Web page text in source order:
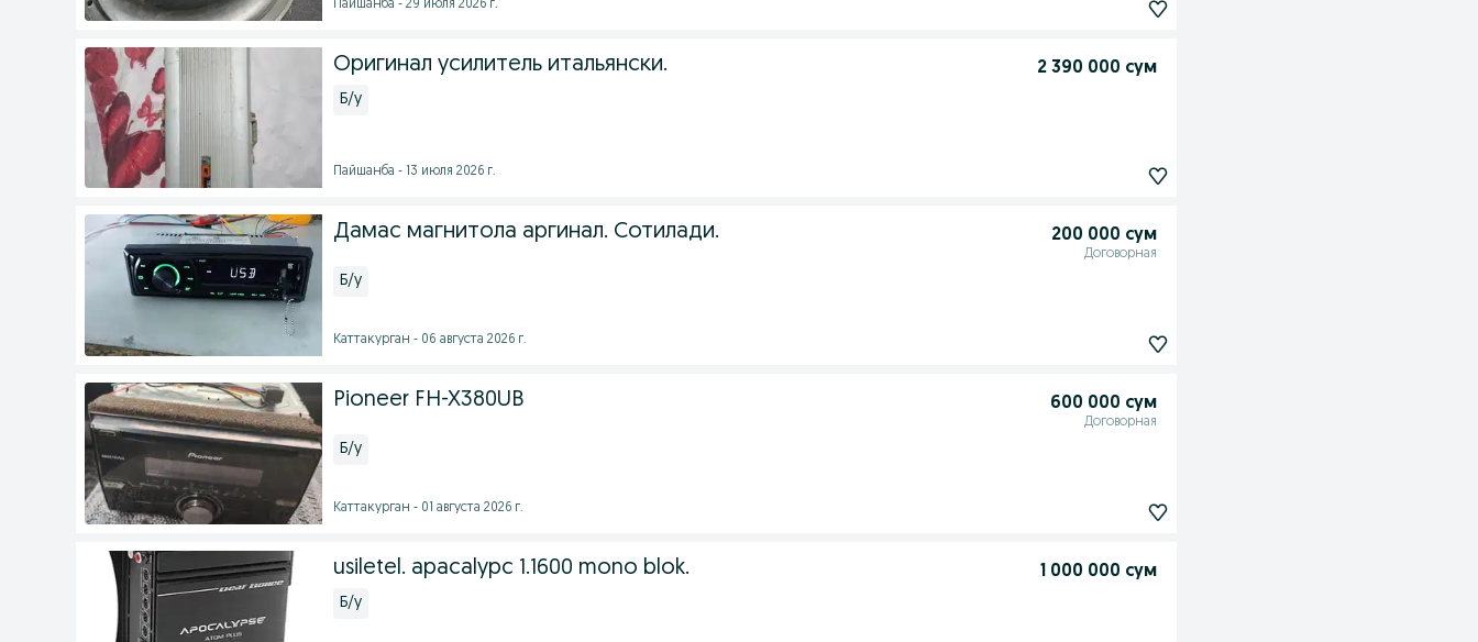
Пайшанба - 29 июля 2026 г.
Оригинал усилитель итальянски. 2 390 000 сум
Б/у
Пайшанба - 13 июля 2026 г.
Дамас магнитола аргинал. Сотилади. 200 000 сум
Договорная
Б/у
Каттакурган - 06 августа 2026 г.
Pioneer FH-X380UB 600 000 сум
Договорная
Б/у
Каттакурган - 01 августа 2026 г.
usiletel. apacalypc 1.1600 mono blok. 1 000 000 сум
Б/у